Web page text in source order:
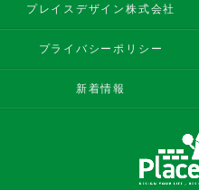
プレイスデザイン株式会社
プライバシーポリシー
新着情報